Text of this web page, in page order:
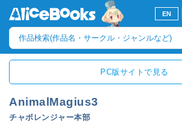
EN
PC版サイトで見る
AnimalMagius3
チャボレンジャー本部